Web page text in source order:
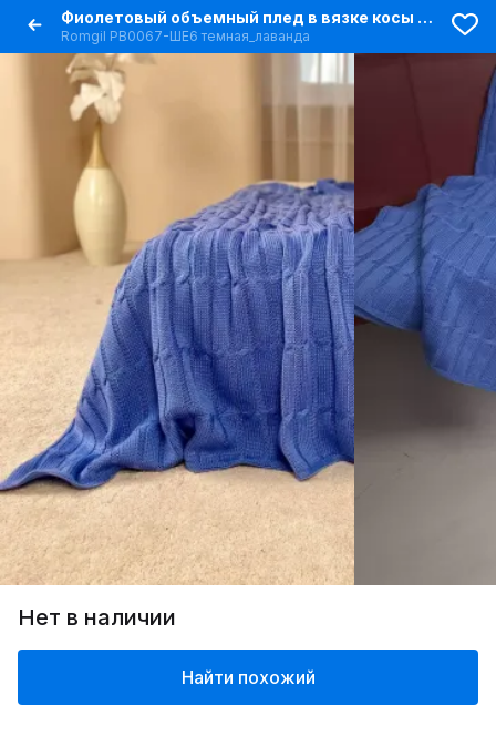
Фиолетовый объемный плед в вязке косы для дома и отдыха
Romgil РВ0067-ШЕ6 темная_лаванда
Нет в наличии
Найти похожий